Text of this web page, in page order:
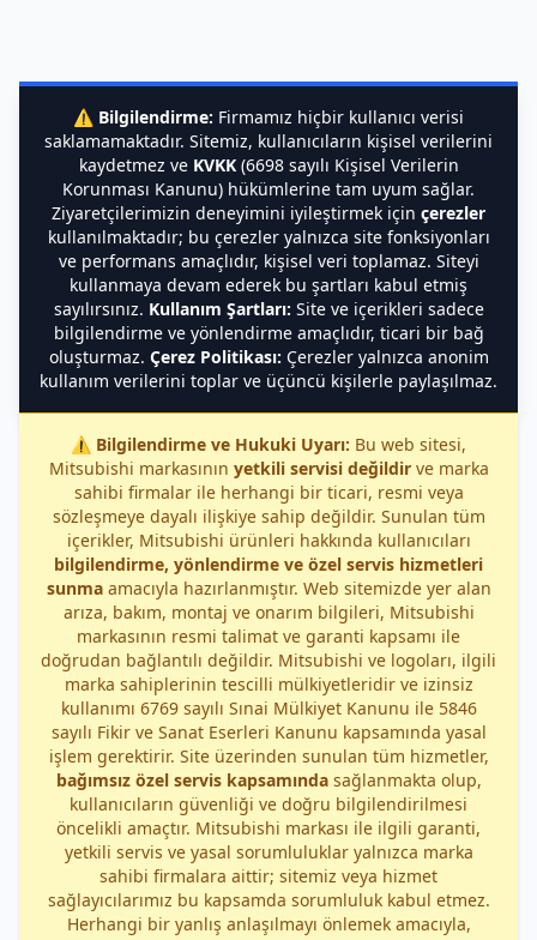
⚠️ Bilgilendirme: Firmamız hiçbir kullanıcı verisi
saklamamaktadır. Sitemiz, kullanıcıların kişisel verilerini
kaydetmez ve KVKK(6698 sayılı Kişisel Verilerin
Korunması Kanunu) hükümlerine tam uyum sağlar.
Ziyaretçilerimizin deneyimini iyileştirmek için çerezler
kullanılmaktadır; bu çerezler yalnızca site fonksiyonları
ve performans amaçlıdır, kişisel veri toplamaz. Siteyi
kullanmaya devam ederek bu şartları kabul etmiş
sayılırsınız. Kullanım Şartları: Site ve içerikleri sadece
bilgilendirme ve yönlendirme amaçlıdır, ticari bir bağ
oluşturmaz. Çerez Politikası: Çerezler yalnızca anonim
kullanım verilerini toplar ve üçüncü kişilerle paylaşılmaz.
⚠️ Bilgilendirme ve Hukuki Uyarı: Bu web sitesi,
Mitsubishi markasının yetkili servisi değildirve marka
sahibi firmalar ile herhangi bir ticari, resmi veya
sözleşmeye dayalı ilişkiye sahip değildir. Sunulan tüm
içerikler, Mitsubishi ürünleri hakkında kullanıcıları
bilgilendirme, yönlendirme ve özel servis hizmetleri
sunmaamacıyla hazırlanmıştır. Web sitemizde yer alan
arıza, bakım, montaj ve onarım bilgileri, Mitsubishi
markasının resmi talimat ve garanti kapsamı ile
doğrudan bağlantılı değildir. Mitsubishi ve logoları, ilgili
marka sahiplerinin tescilli mülkiyetleridir ve izinsiz
kullanımı 6769 sayılı Sınai Mülkiyet Kanunu ile 5846
sayılı Fikir ve Sanat Eserleri Kanunu kapsamında yasal
işlem gerektirir. Site üzerinden sunulan tüm hizmetler,
bağımsız özel servis kapsamındasağlanmakta olup,
kullanıcıların güvenliği ve doğru bilgilendirilmesi
öncelikli amaçtır. Mitsubishi markası ile ilgili garanti,
yetkili servis ve yasal sorumluluklar yalnızca marka
sahibi firmalara aittir; sitemiz veya hizmet
sağlayıcılarımız bu kapsamda sorumluluk kabul etmez.
Herhangi bir yanlış anlaşılmayı önlemek amacıyla,